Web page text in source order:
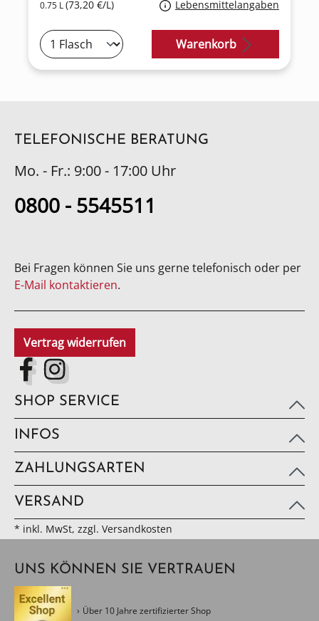
0.75 L(73,20 €/L) Lebensmittelangaben
Warenkorb
TELEFONISCHE BERATUNG
Mo. - Fr.: 9:00 - 17:00 Uhr
0800 - 5545511
Bei Fragen können Sie uns gerne telefonisch oder per
E-Mail kontaktieren.
Vertrag widerrufen
SHOP SERVICE
INFOS
ZAHLUNGSARTEN
VERSAND
* inkl. MwSt, zzgl. Versandkosten
UNS KÖNNEN SIE VERTRAUEN
Über 10 Jahre zertifizierter Shop